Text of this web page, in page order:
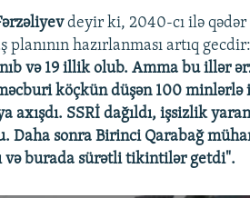
deyir ki, 2040-cı ilə
hazırlanması artıq gecdir:
və 19 illik olub. Amma bu illər
köçkün düşən 100 minlərlə
axışdı. SSRİ dağıldı, işsizlik
Daha sonra Birinci Qarabağ
və burada sürətli tikintilər getdi".